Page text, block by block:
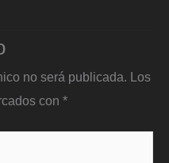
no será publicada. Los
con *